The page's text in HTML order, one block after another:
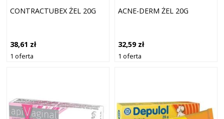
CONTRACTUBEX ŻEL 20G
38,61 zł
1 oferta
ACNE-DERM ŻEL 20G
32,59 zł
1 oferta